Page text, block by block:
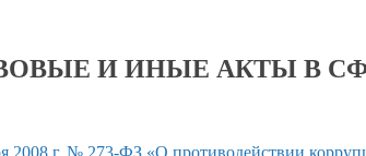
И ИНЫЕ АКТЫ В
2008 г. № 273-ФЗ «О противодействии